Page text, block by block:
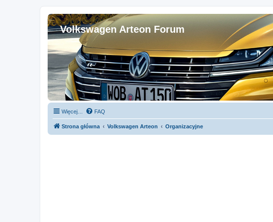
Volkswagen Arteon Forum
Więcej… FAQ
Strona główna Volkswagen Arteon Organizacyjne